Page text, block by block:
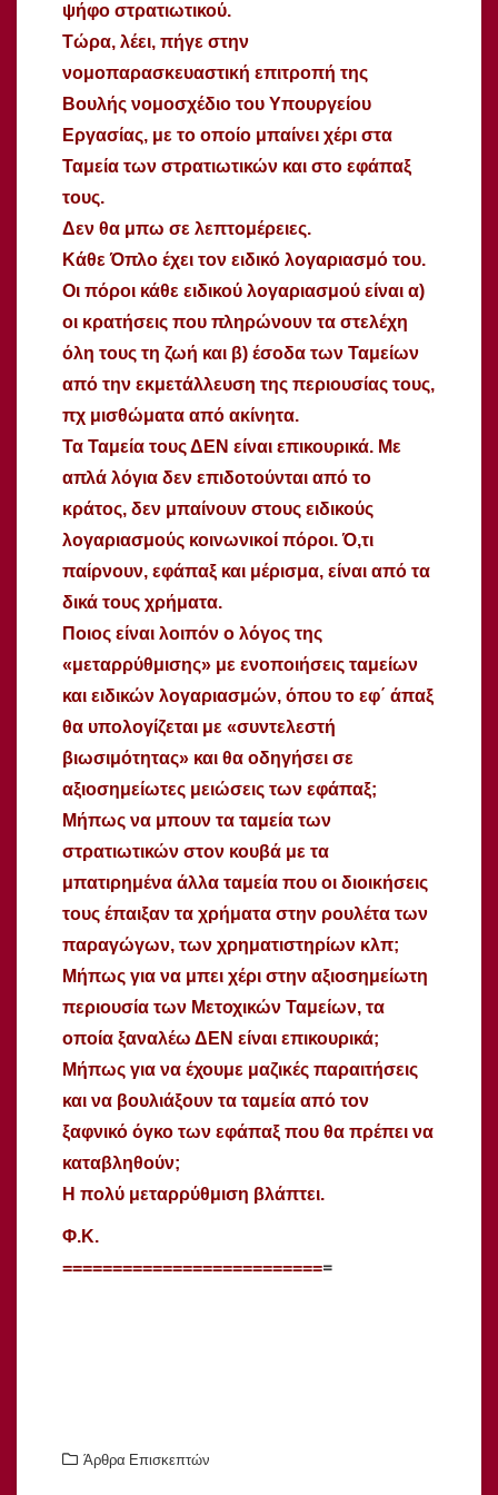
ψήφο στρατιωτικού.
Τώρα, λέει, πήγε στην
νομοπαρασκευαστική επιτροπή της
Βουλής νομοσχέδιο του Υπουργείου
Εργασίας, με το οποίο μπαίνει χέρι στα
Ταμεία των στρατιωτικών και στο εφάπαξ
τους.
Δεν θα μπω σε λεπτομέρειες.
Κάθε Όπλο έχει τον ειδικό λογαριασμό του.
Οι πόροι κάθε ειδικού λογαριασμού είναι α)
οι κρατήσεις που πληρώνουν τα στελέχη
όλη τους τη ζωή και β) έσοδα των Ταμείων
από την εκμετάλλευση της περιουσίας τους,
πχ μισθώματα από ακίνητα.
Τα Ταμεία τους ΔΕΝ είναι επικουρικά. Με
απλά λόγια δεν επιδοτούνται από το
κράτος, δεν μπαίνουν στους ειδικούς
λογαριασμούς κοινωνικοί πόροι. Ό,τι
παίρνουν, εφάπαξ και μέρισμα, είναι από τα
δικά τους χρήματα.
Ποιος είναι λοιπόν ο λόγος της
«μεταρρύθμισης» με ενοποιήσεις ταμείων
και ειδικών λογαριασμών, όπου το εφ΄ άπαξ
θα υπολογίζεται με «συντελεστή
βιωσιμότητας» και θα οδηγήσει σε
αξιοσημείωτες μειώσεις των εφάπαξ;
Μήπως να μπουν τα ταμεία των
στρατιωτικών στον κουβά με τα
μπατιρημένα άλλα ταμεία που οι διοικήσεις
τους έπαιξαν τα χρήματα στην ρουλέτα των
παραγώγων, των χρηματιστηρίων κλπ;
Μήπως για να μπει χέρι στην αξιοσημείωτη
περιουσία των Μετοχικών Ταμείων, τα
οποία ξαναλέω ΔΕΝ είναι επικουρικά;
Μήπως για να έχουμε μαζικές παραιτήσεις
και να βουλιάξουν τα ταμεία από τον
ξαφνικό όγκο των εφάπαξ που θα πρέπει να
καταβληθούν;
Η πολύ μεταρρύθμιση βλάπτει.
Φ.Κ.
===========================
Άρθρα Επισκεπτών